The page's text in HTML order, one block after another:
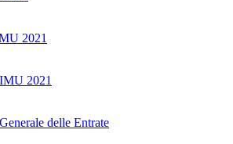
2021
2021
delle Entrate